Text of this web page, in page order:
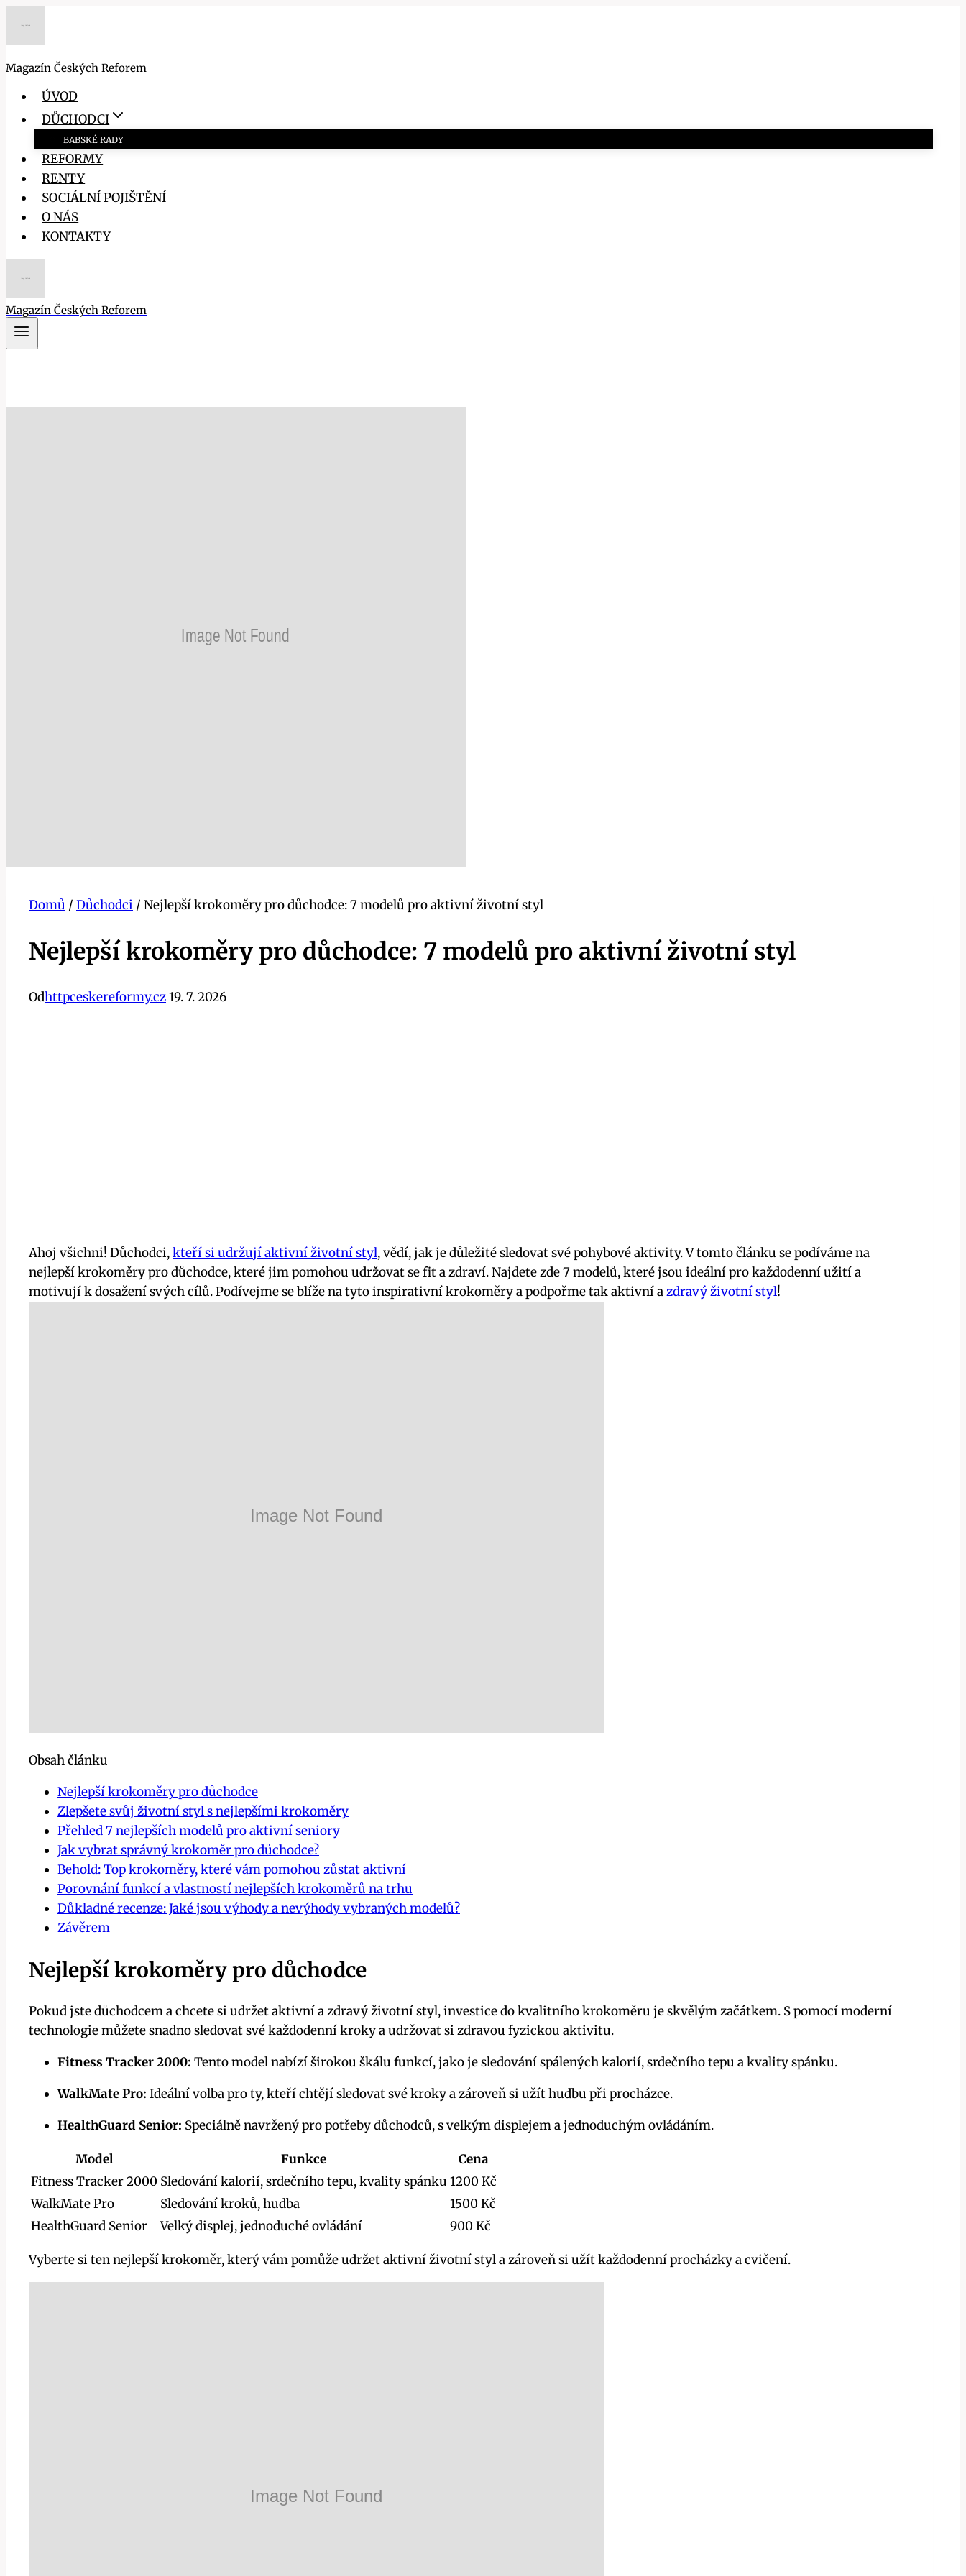
Magazín Českých Reforem
ÚVOD
DŮCHODCI
BABSKÉ RADY
REFORMY
RENTY
SOCIÁLNÍ POJIŠTĚNÍ
O NÁS
KONTAKTY
Magazín Českých Reforem
Domů / Důchodci / Nejlepší krokoměry pro důchodce: 7 modelů pro aktivní životní styl
Nejlepší krokoměry pro důchodce: 7 modelů pro aktivní životní styl
Odhttpceskereformy.cz19. 7. 2026
Ahoj všichni! Důchodci,kteří si udržují aktivní životní styl, vědí, jak je důležité sledovat své pohybové aktivity. V tomto článku se podíváme na
nejlepší krokoměry pro důchodce, které jim pomohou udržovat se fit a zdraví. Najdete zde 7 modelů, které jsou ideální pro každodenní užití a
motivují k dosažení svých cílů. Podívejme se blíže na tyto inspirativní krokoměry a podpořme tak aktivní azdravý životní styl!
Obsah článku
Nejlepší krokoměry pro důchodce
Zlepšete svůj životní styl s nejlepšími krokoměry
Přehled 7 nejlepších modelů pro aktivní seniory
Jak vybrat správný krokoměr pro důchodce?
Behold: Top krokoměry, které vám pomohou zůstat aktivní
Porovnání funkcí a vlastností nejlepších krokoměrů na trhu
Důkladné recenze: Jaké jsou výhody a nevýhody vybraných modelů?
Závěrem
Nejlepší krokoměry pro důchodce
Pokud jste důchodcem a chcete si udržet aktivní a zdravý životní styl, investice do kvalitního krokoměru je skvělým začátkem. S pomocí moderní
technologie můžete snadno sledovat své každodenní kroky a udržovat si zdravou fyzickou aktivitu.
Fitness Tracker 2000: Tento model nabízí širokou škálu funkcí, jako je sledování spálených kalorií, srdečního tepu a kvality spánku.
WalkMate Pro: Ideální volba pro ty, kteří chtějí sledovat své kroky a zároveň si užít hudbu při procházce.
HealthGuard Senior: Speciálně navržený pro potřeby důchodců, s velkým displejem a jednoduchým ovládáním.
Model Funkce
Cena
Fitness Tracker 2000 Sledování kalorií, srdečního tepu, kvality spánku 1200 Kč
WalkMate Pro
Sledování kroků, hudba
1500 Kč
HealthGuard Senior
Velký displej, jednoduché ovládání 900 Kč
Vyberte si ten nejlepší krokoměr, který vám pomůže udržet aktivní životní styl a zároveň si užít každodenní procházky a cvičení.